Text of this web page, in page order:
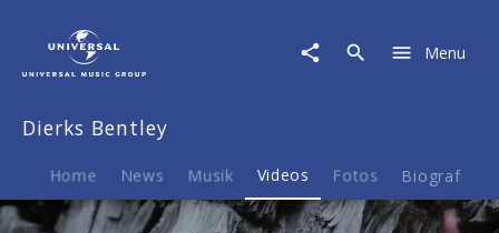
Video
Hold
Story
behind
Menu
Dierks Bentley
Home News Musik Videos Fotos Biografie